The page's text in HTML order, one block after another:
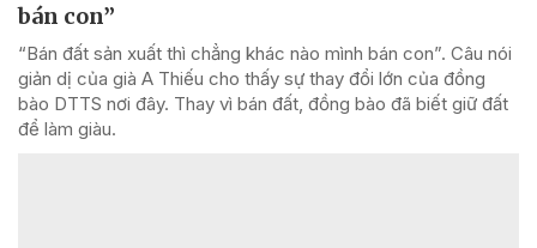
bán con”
“Bán đất sản xuất thì chẳng khác nào mình bán con”. Câu nói
giản dị của già A Thiếu cho thấy sự thay đổi lớn của đồng
bào DTTS nơi đây. Thay vì bán đất, đồng bào đã biết giữ đất
để làm giàu.